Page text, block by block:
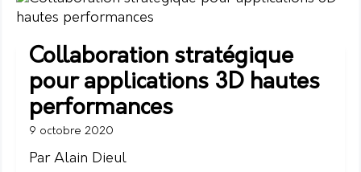
Collaboration stratégique
pour applications 3D hautes
performances
9 octobre 2020
Par Alain Dieul